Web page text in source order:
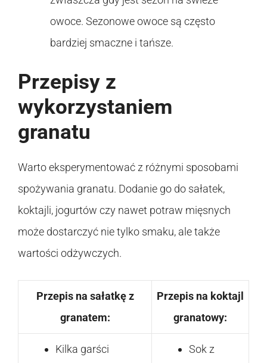
owoce. Sezonowe owoce są często
bardziej smaczne i tańsze.
Przepisy z
wykorzystaniem
granatu
Warto eksperymentować z różnymi sposobami
spożywania granatu. Dodanie go do sałatek,
koktajli, jogurtów czy nawet potraw mięsnych
może dostarczyć nie tylko smaku, ale także
wartości odżywczych.
Przepis na sałatkę z
granatem:
Przepis na koktajl
granatowy:
Kilka garści
Sok z